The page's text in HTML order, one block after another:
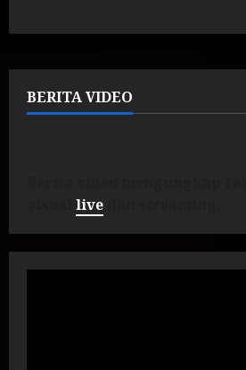
BERITA VIDEO
live